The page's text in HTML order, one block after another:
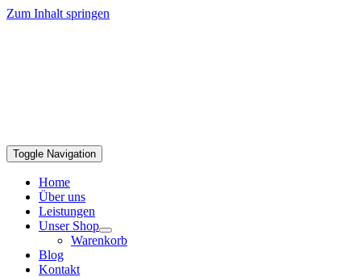
Zum Inhalt springen
Toggle Navigation
Home
Über uns
Leistungen
Unser Shop
Warenkorb
Blog
Kontakt